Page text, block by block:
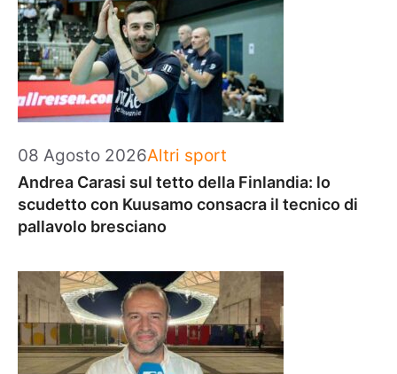
08 Agosto 2026Categorie
Altri sport
Andrea Carasi sul tetto della Finlandia: lo
scudetto con Kuusamo consacra il tecnico di
pallavolo bresciano